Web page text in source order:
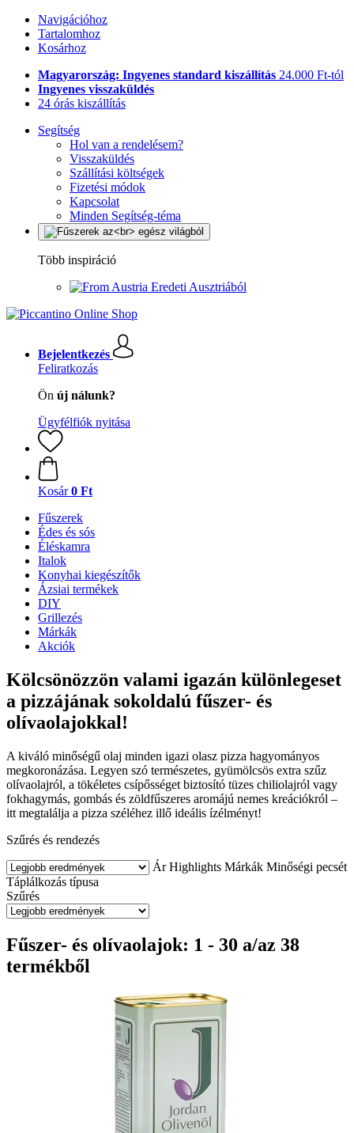
Navigációhoz
Tartalomhoz
Kosárhoz
Magyarország: Ingyenes standard kiszállítás 24.000 Ft-tól
Ingyenes visszaküldés
24 órás kiszállítás
Segítség
Hol van a rendelésem?
Visszaküldés
Szállítási költségek
Fizetési módok
Kapcsolat
Minden Segítség-téma
Több inspiráció
Eredeti Ausztriából
Bejelentkezés
Feliratkozás
Ön új nálunk?
Ügyfélfiók nyitása
Kosár 0 Ft
Fűszerek
Édes és sós
Éléskamra
Italok
Konyhai kiegészítők
Ázsiai termékek
DIY
Grillezés
Márkák
Akciók
Kölcsönözzön valami igazán különlegeset
a pizzájának sokoldalú fűszer- és
olívaolajokkal!
A kiváló minőségű olaj minden igazi olasz pizza hagyományos
megkoronázása. Legyen szó természetes, gyümölcsös extra szűz
olívaolajról, a tökéletes csípősséget biztosító tüzes chiliolajról vagy
fokhagymás, gombás és zöldfűszeres aromájú nemes kreációkról –
itt megtalálja a pizza széléhez illő ideális ízélményt!
Szűrés és rendezés
Ár Highlights Márkák Minőségi pecsét
Táplálkozás típusa
Szűrés
Fűszer- és olívaolajok: 1 - 30 a/az 38
termékből